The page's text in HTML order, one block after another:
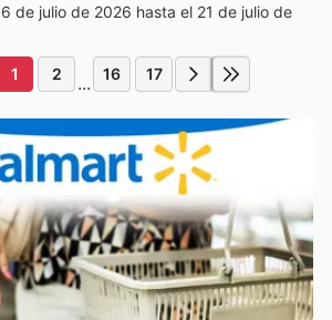
de julio de 2026 hasta el 21 de julio de
1 2 ... 16 17